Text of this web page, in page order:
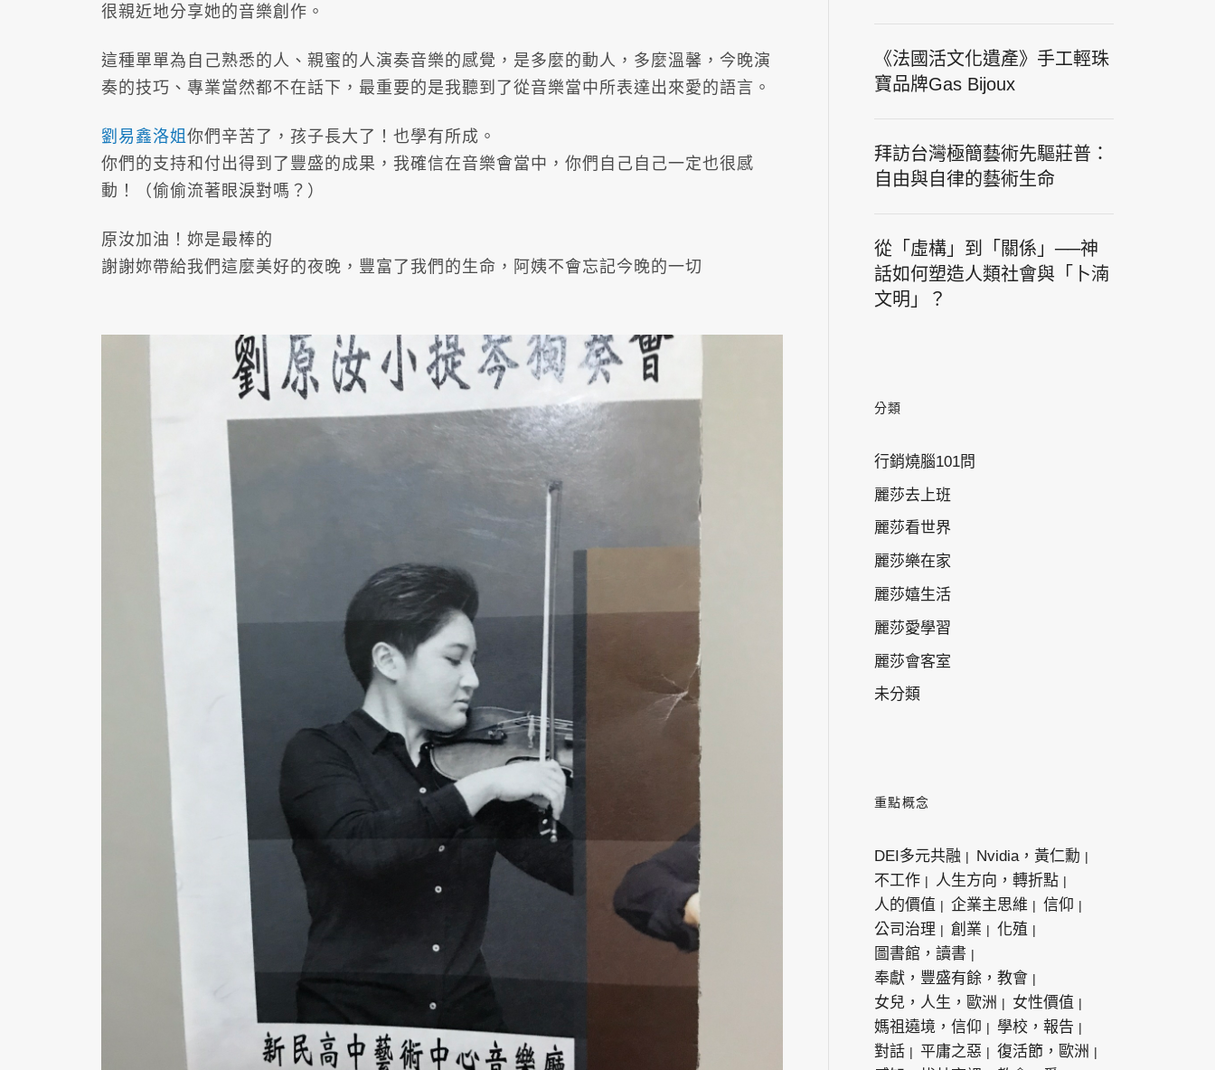
很親近地分享她的音樂創作。
這種單單為自己熟悉的人、親蜜的人演奏音樂的感覺，是多麼的動人，多麼溫馨，今晚演
奏的技巧、專業當然都不在話下，最重要的是我聽到了從音樂當中所表達出來愛的語言。
劉易鑫洛姐 你們辛苦了，孩子長大了！也學有所成。
你們的支持和付出得到了豐盛的成果，我確信在音樂會當中，你們自己自己一定也很感
動！（偷偷流著眼淚對嗎？）
原汝加油！妳是最棒的
謝謝妳帶給我們這麼美好的夜晚，豐富了我們的生命，阿姨不會忘記今晚的一切
《法國活文化遺產》手工輕珠
寶品牌Gas Bijoux
拜訪台灣極簡藝術先驅莊普：
自由與自律的藝術生命
從「虛構」到「關係」──神
話如何塑造人類社會與「卜湳
文明」？
分類
行銷燒腦101問
麗莎去上班
麗莎看世界
麗莎樂在家
麗莎嬉生活
麗莎愛學習
麗莎會客室
未分類
重點概念
DEI多元共融
Nvidia，黃仁勳
不工作
人生方向，轉折點
人的價值
企業主思維
信仰
公司治理
創業
化殖
圖書館，讀書
奉獻，豐盛有餘，教會
女兒，人生，歐洲
女性價值
媽祖遶境，信仰
學校，報告
對話
平庸之惡
復活節，歐洲